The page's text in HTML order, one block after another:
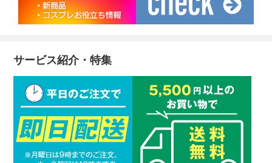
サービス紹介・特集